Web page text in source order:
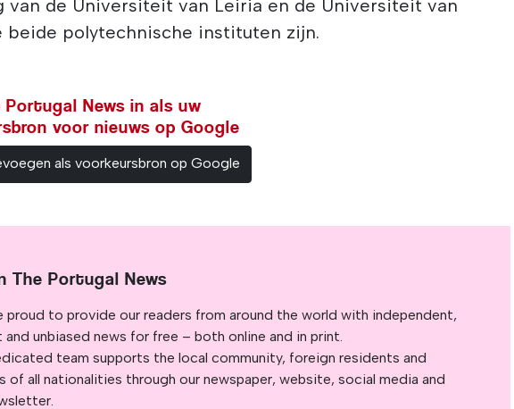
van de Universiteit van Leiria en de Universiteit van
beide polytechnische instituten zijn.
Portugal News in als uw
voor nieuws op Google
als voorkeursbron op Google
The Portugal News
proud to provide our readers from around the world with independent,
and unbiased news for free – both online and in print.
team supports the local community, foreign residents and
of all nationalities through our newspaper, website, social media and